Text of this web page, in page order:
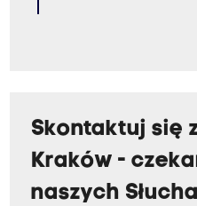
Skontaktuj się
Kraków -
naszych